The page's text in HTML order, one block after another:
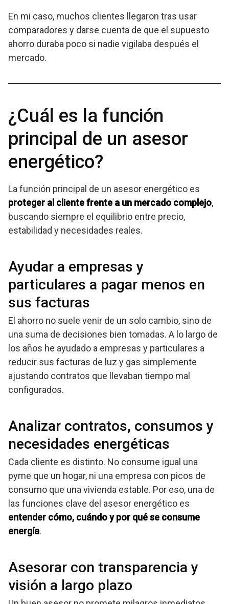
En mi caso, muchos clientes llegaron tras usar
comparadores y darse cuenta de que el supuesto
ahorro duraba poco si nadie vigilaba después el
mercado.
¿Cuál es la función
principal de un asesor
energético?
La función principal de un asesor energético es
proteger al cliente frente a un mercado complejo,
buscando siempre el equilibrio entre precio,
estabilidad y necesidades reales.
Ayudar a empresas y
particulares a pagar menos en
sus facturas
El ahorro no suele venir de un solo cambio, sino de
una suma de decisiones bien tomadas. A lo largo de
los años he ayudado a empresas y particulares a
reducir sus facturas de luz y gas simplemente
ajustando contratos que llevaban tiempo mal
configurados.
Analizar contratos, consumos y
necesidades energéticas
Cada cliente es distinto. No consume igual una
pyme que un hogar, ni una empresa con picos de
consumo que una vivienda estable. Por eso, una de
las funciones clave del asesor energético es
entender cómo, cuándo y por qué se consume
energía.
Asesorar con transparencia y
visión a largo plazo